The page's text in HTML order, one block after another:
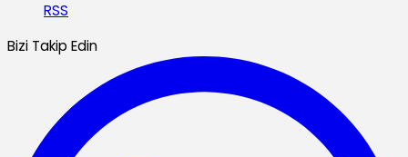
RSS
Bizi Takip Edin